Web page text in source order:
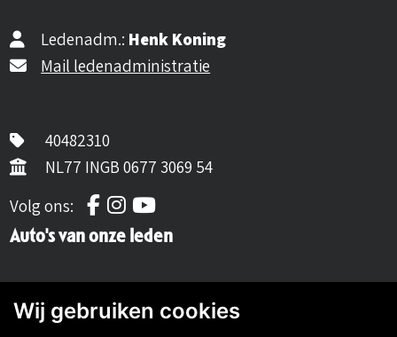
Ledenadm.: Henk Koning
Mail ledenadministratie
40482310
NL77 INGB 0677 3069 54
Volg ons:
Volg ons op Facebook
Volg ons op Instagram
Volg ons op YouTube
Auto's van onze leden
Wij gebruiken cookies